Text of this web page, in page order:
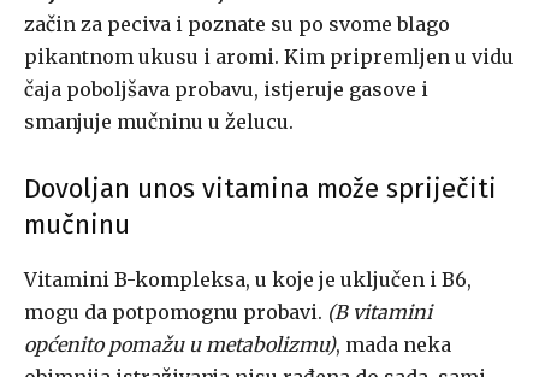
začin za peciva i poznate su po svome blago
pikantnom ukusu i aromi. Kim pripremljen u vidu
čaja poboljšava probavu, istjeruje gasove i
smanjuje mučninu u želucu.
Dovoljan unos vitamina može spriječiti
mučninu
Vitamini B-kompleksa, u koje je uključen i B6,
mogu da potpomognu probavi. (B vitamini
općenito pomažu u metabolizmu), mada neka